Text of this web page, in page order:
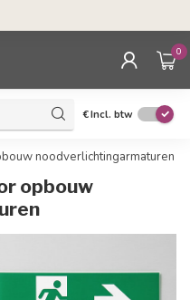
0
€Incl. btw
noodverlichtingarmaturen
opbouw